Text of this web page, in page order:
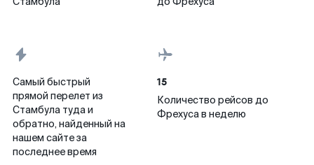
Самый быстрый
прямой перелет из
Стамбула туда и
обратно, найденный на
нашем сайте за
последнее время
15
Количество рейсов до
Фрехуса в неделю